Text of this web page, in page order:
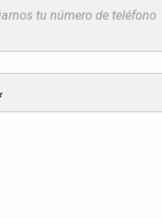
tu número de teléfono